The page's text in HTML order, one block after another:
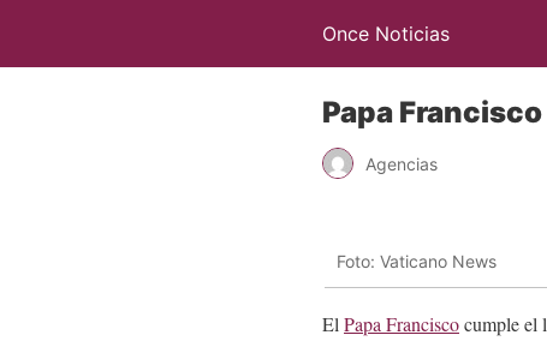
Once Noticias
Papa
Agencias
Foto: Vaticano News
El Papa Franciscocumple el